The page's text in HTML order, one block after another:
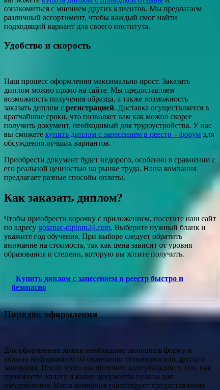
ознакомиться с мнением других клиентов. Мы предлагаем
различный ассортимент, чтобы каждый смог найти
подходящий вариант для своего института.
Удобство и скорость
Наш процесс оформления максимально прост. Заказать
диплом можно прямо на сайте. Мы предоставляем
возможность получения образца, а также возможность
заказать диплом с регистрацией. Доставка осуществляется в
кратчайшие сроки, что позволяет вам как можно скорее
получить документ, необходимый для трудоустройства. У нас
вы сможете купить диплом с занесением в реестр – форум для
обсуждения лучших вариантов.
Приобрести документ будет недорого, особенно в сравнении с
его реальной ценностью на рынке труда. Наша компания
предлагает разные способы оплаты.
Как заказать диплом?
Чтобы приобрести корочку с приложением, посетите наш сайт
по адресу gosznac-diplom24.com. Выберите нужный бланк и
укажите год обучения. При выборе следует обратить
внимание на стоимость, так как цена зависит от уровня
образования и степени, которую вы хотите получить.
Купить диплом с занесением в реестр быстро и
безопасно
Порядок оформления
Для оформления заявки необходимо заполнить форму и
указать информацию об окончании техникума или другого
заведения. После этого вы получите консультацию о том, как
произвести оплату и какие документы нужны для
изготовления. Наша компания гарантирует предоставление